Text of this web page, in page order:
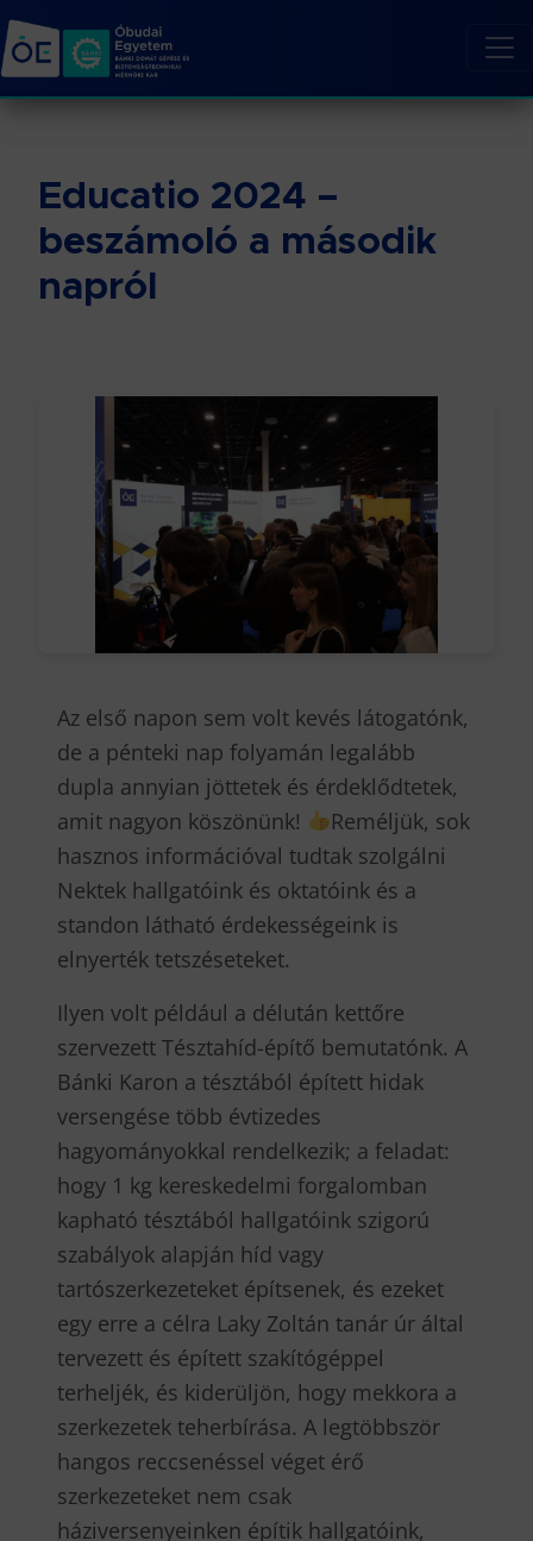
Educatio 2024 –
beszámoló a második
napról
Az első napon sem volt kevés látogatónk,
de a pénteki nap folyamán legalább
dupla annyian jöttetek és érdeklődtetek,
amit nagyon köszönünk!
Reméljük, sok
hasznos információval tudtak szolgálni
Nektek hallgatóink és oktatóink és a
standon látható érdekességeink is
elnyerték tetszéseteket.
Ilyen volt például a délután kettőre
szervezett Tésztahíd-építő bemutatónk. A
Bánki Karon a tésztából épített hidak
versengése több évtizedes
hagyományokkal rendelkezik; a feladat:
hogy 1 kg kereskedelmi forgalomban
kapható tésztából hallgatóink szigorú
szabályok alapján híd vagy
tartószerkezeteket építsenek, és ezeket
egy erre a célra Laky Zoltán tanár úr által
tervezett és épített szakítógéppel
terheljék, és kiderüljön, hogy mekkora a
szerkezetek teherbírása. A legtöbbször
hangos reccsenéssel véget érő
szerkezeteket nem csak
háziversenyeinken építik hallgatóink,